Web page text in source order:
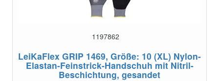
1197862
LeiKaFlex GRIP 1469, Größe: 10 (XL) Nylon-
Elastan-Feinstrick-Handschuh mit Nitril-
Beschichtung, gesandet